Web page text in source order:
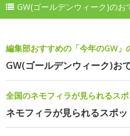
GW(ゴールデンウィーク)のお
編集部おすすめの「今年のGW」
GW(ゴールデンウィーク)お
全国のネモフィラが見られるス
ネモフィラが見られるスポッ